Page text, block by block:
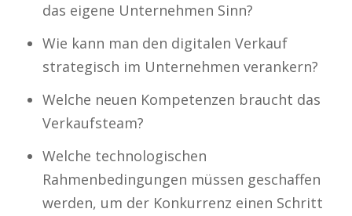
das eigene Unternehmen Sinn?
Wie kann man den digitalen Verkauf
strategisch im Unternehmen verankern?
Welche neuen Kompetenzen braucht das
Verkaufsteam?
Welche technologischen
Rahmenbedingungen müssen geschaffen
werden, um der Konkurrenz einen Schritt